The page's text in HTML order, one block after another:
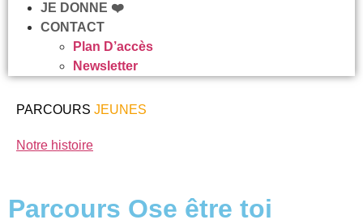
JE DONNE ❤️
CONTACT
Plan D’accès
Newsletter
PARCOURS JEUNES
Notre histoire
Parcours Ose être toi